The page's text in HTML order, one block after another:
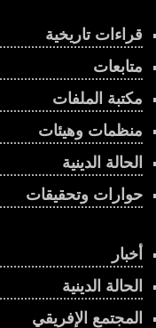
قراءات تاريخية
متابعات
مكتبة الملفات
منظمات وهيئات
الحالة الدينية
حوارات وتحقيقات
أخبار
الحالة الدينية
المجتمع الإفريقي